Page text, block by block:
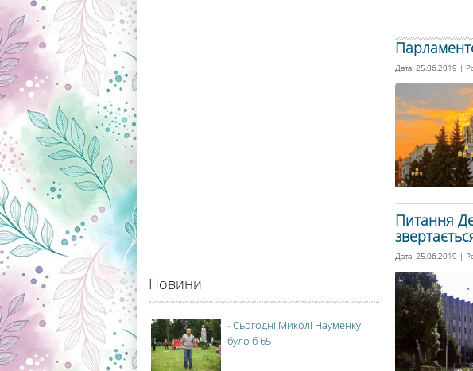
Дата: 25.06.2019 |
Питання
Дата: 25.06.2019 |
Новини
-Сьогодні Миколі Науменку
було б 65